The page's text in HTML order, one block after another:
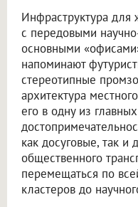
Инфраструктура для
с передовыми
основными
напоминают
стереотипные
архитектура
его в одну из
как досуговые, так
общественного
перемещаться по
кластеров до